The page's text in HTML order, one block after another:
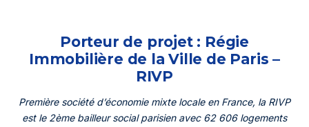
Porteur de projet : Régie
Immobilière de la Ville de Paris –
RIVP
Première société d’économie mixte locale en France, la RIVP
est le 2ème bailleur social parisien avec 62 606 logements